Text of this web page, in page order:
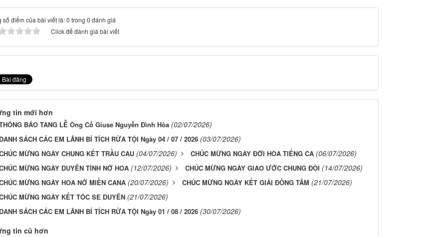
số điểm của bài viết là: 0 trong 0 đánh giá
Click để đánh giá bài viết
tin mới hơn
BÁO TANG LỄ Ông Cố Giuse Nguyễn Đình Hòa (02/07/2026)
SÁCH CÁC EM LÃNH BÍ TÍCH RỬA TỘI Ngày 04 / 07 / 2026 (03/07/2026)
MỪNG NGÀY CHUNG KẾT TRẦU CAU (04/07/2026) CHÚC MỪNG NGÀY ĐỜI HÒA TIẾNG CA (06/07/2026)
MỪNG NGÀY DUYÊN TÌNH NỞ HOA (12/07/2026) CHÚC MỪNG NGÀY GIAO ƯỚC CHUNG ĐÔI (14/07/2026)
MỪNG NGÀY HOA NỞ MIỀN CANA (20/07/2026) CHÚC MỪNG NGÀY KẾT GIẢI ĐỒNG TÂM (21/07/2026)
MỪNG NGÀY KẾT TÓC SE DUYÊN (21/07/2026)
SÁCH CÁC EM LÃNH BÍ TÍCH RỬA TỘI Ngày 01 / 08 / 2026 (30/07/2026)
tin cũ hơn